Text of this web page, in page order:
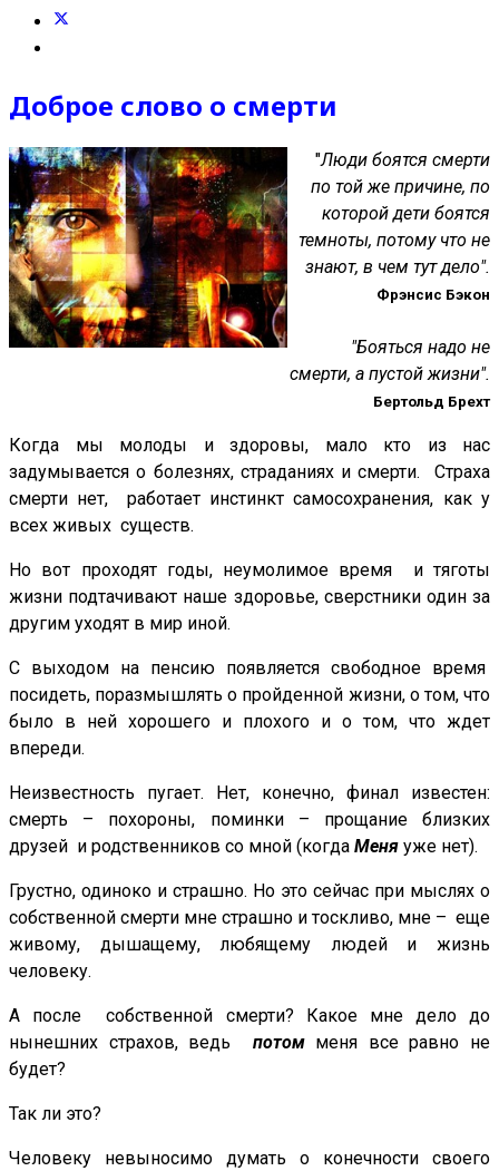
Доброе слово о смерти
"Люди боятся смерти
по той же причине, по
которой дети боятся
темноты, потому что не
знают, в чем тут дело".
Фрэнсис Бэкон
"Бояться надо не
смерти, а пустой жизни".
Бертольд Брехт
Когда мы молоды и здоровы, мало кто из нас
задумывается о болезнях, страданиях и смерти. Страха
смерти нет, работает инстинкт самосохранения, как у
всех живых существ.
Но вот проходят годы, неумолимое время и тяготы
жизни подтачивают наше здоровье, сверстники один за
другим уходят в мир иной.
С выходом на пенсию появляется свободное время
посидеть, поразмышлять о пройденной жизни, о том, что
было в ней хорошего и плохого и о том, что ждет
впереди.
Неизвестность пугает. Нет, конечно, финал известен:
смерть – похороны, поминки – прощание близких
друзей и родственников со мной (когда Меня уже нет).
Грустно, одиноко и страшно. Но это сейчас при мыслях о
собственной смерти мне страшно и тоскливо, мне – еще
живому, дышащему, любящему людей и жизнь
человеку.
А после собственной смерти? Какое мне дело до
нынешних страхов, ведь потом меня все равно не
будет?
Так ли это?
Человеку невыносимо думать о конечности своего